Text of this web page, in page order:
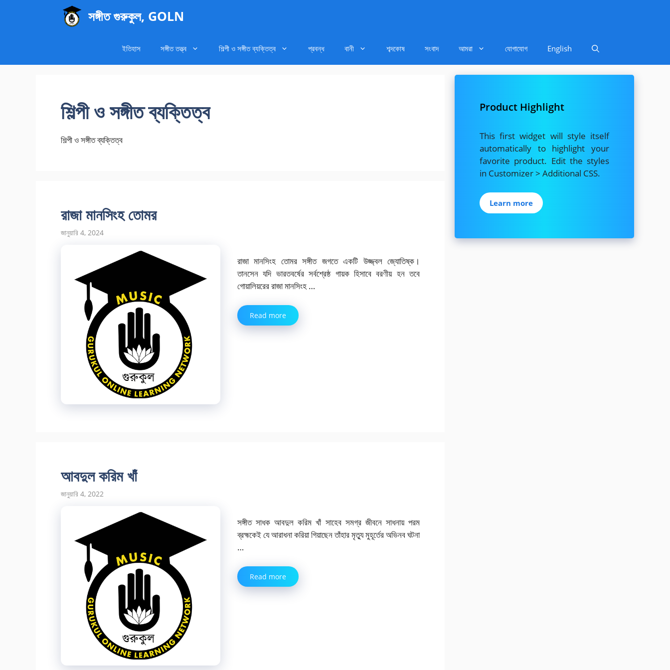
সঙ্গীত গুরুকুল, GOLN
ইতিহাস সঙ্গীত তত্ত্ব শিল্পী ও সঙ্গীত ব্যক্তিত্ব প্রবন্ধ বানী শব্দকোষ সংবাদ আমরা যোগাযোগ English
শিল্পী ও সঙ্গীত ব্যক্তিত্ব
শিল্পী ও সঙ্গীত ব্যক্তিত্ব
রাজা মানসিংহ তোমর
জানুয়ারি 4, 2024
রাজা মানসিংহ তোমর সঙ্গীত জগতে একটি উজ্জ্বল জ্যোতিষ্ক।
তানসেন যদি ভারতবর্ষের সর্বশ্রেষ্ঠ গায়ক হিসাবে বরণীয় হন তবে
গোয়ালিয়রের রাজা মানসিংহ …
Read more
আবদুল করিম খাঁ
জানুয়ারি 4, 2022
সঙ্গীত সাধক আবদুল করিম খাঁ সাহেব সমগ্র জীবনে সাধনায় পরম
ব্রহ্মকেই যে আরাধনা করিয়া গিয়াছেন তাঁহার মৃত্যু মুহূর্তের অভিনব ঘটনা
…
Read more
Product Highlight
This first widget will style itself
automatically to highlight your
favorite product. Edit the styles
in Customizer > Additional CSS.
Learn more